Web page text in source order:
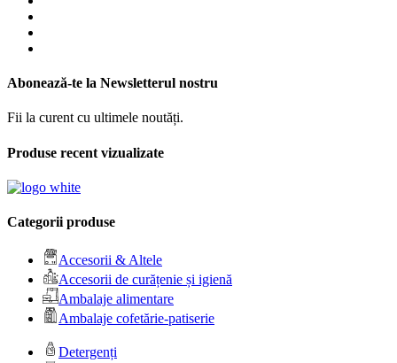
Abonează-te la Newsletterul nostru
Fii la curent cu ultimele noutăți.
Produse recent vizualizate
Categorii produse
Accesorii & Altele
Accesorii de curățenie și igienă
Ambalaje alimentare
Ambalaje cofetărie-patiserie
Detergenți